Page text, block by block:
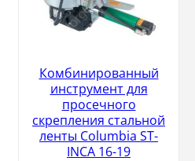
Комбинированный
инструмент для
просечного
скрепления стальной
ленты Columbia ST-
INCA 16-19